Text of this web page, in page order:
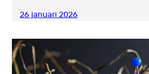
26 januari 2026